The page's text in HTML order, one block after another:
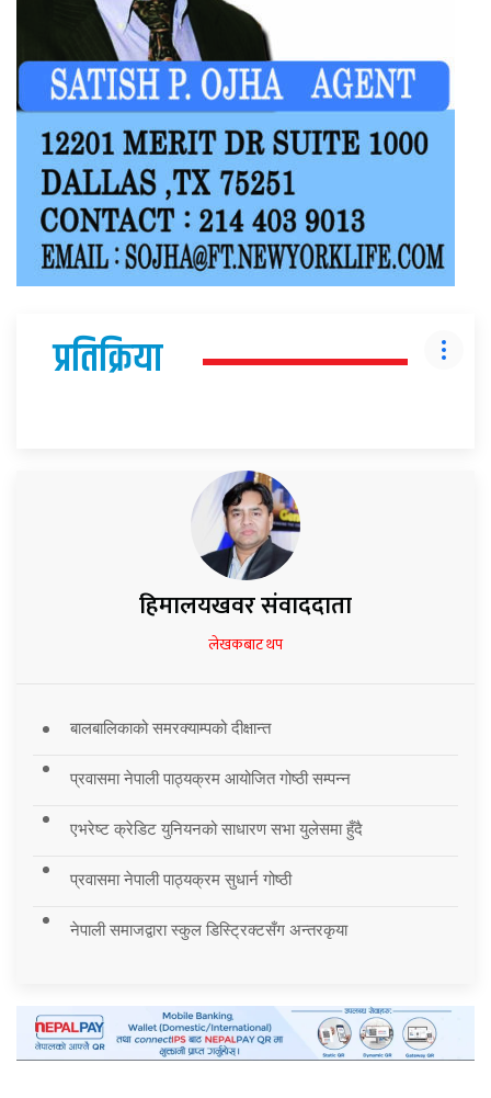
प्रतिक्रिया
हिमालयखवर संवाददाता
लेखकबाट थप
बालबालिकाको समरक्याम्पको दीक्षान्त
प्रवासमा नेपाली पाठ्यक्रम आयोजित गोष्ठी सम्पन्न
एभरेष्ट क्रेडिट युनियनको साधारण सभा युलेसमा हुँदै
प्रवासमा नेपाली पाठ्यक्रम सुधार्न गोष्ठी
नेपाली समाजद्वारा स्कुल डिस्ट्रिक्टसँग अन्तरकृया